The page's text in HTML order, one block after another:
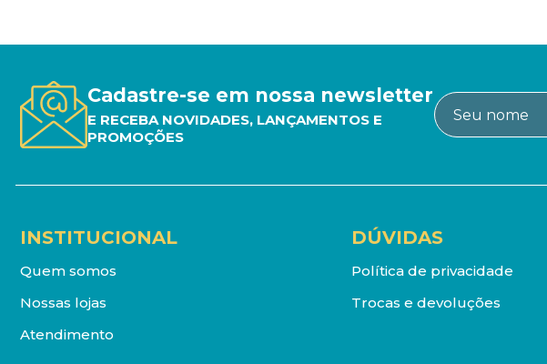
Cadastre-se em nossa newsletter
E RECEBA NOVIDADES, LANÇAMENTOS E
PROMOÇÕES
INSTITUCIONAL
Quem somos
Nossas lojas
Atendimento
DÚVIDAS
Política de privacidade
Trocas e devoluções